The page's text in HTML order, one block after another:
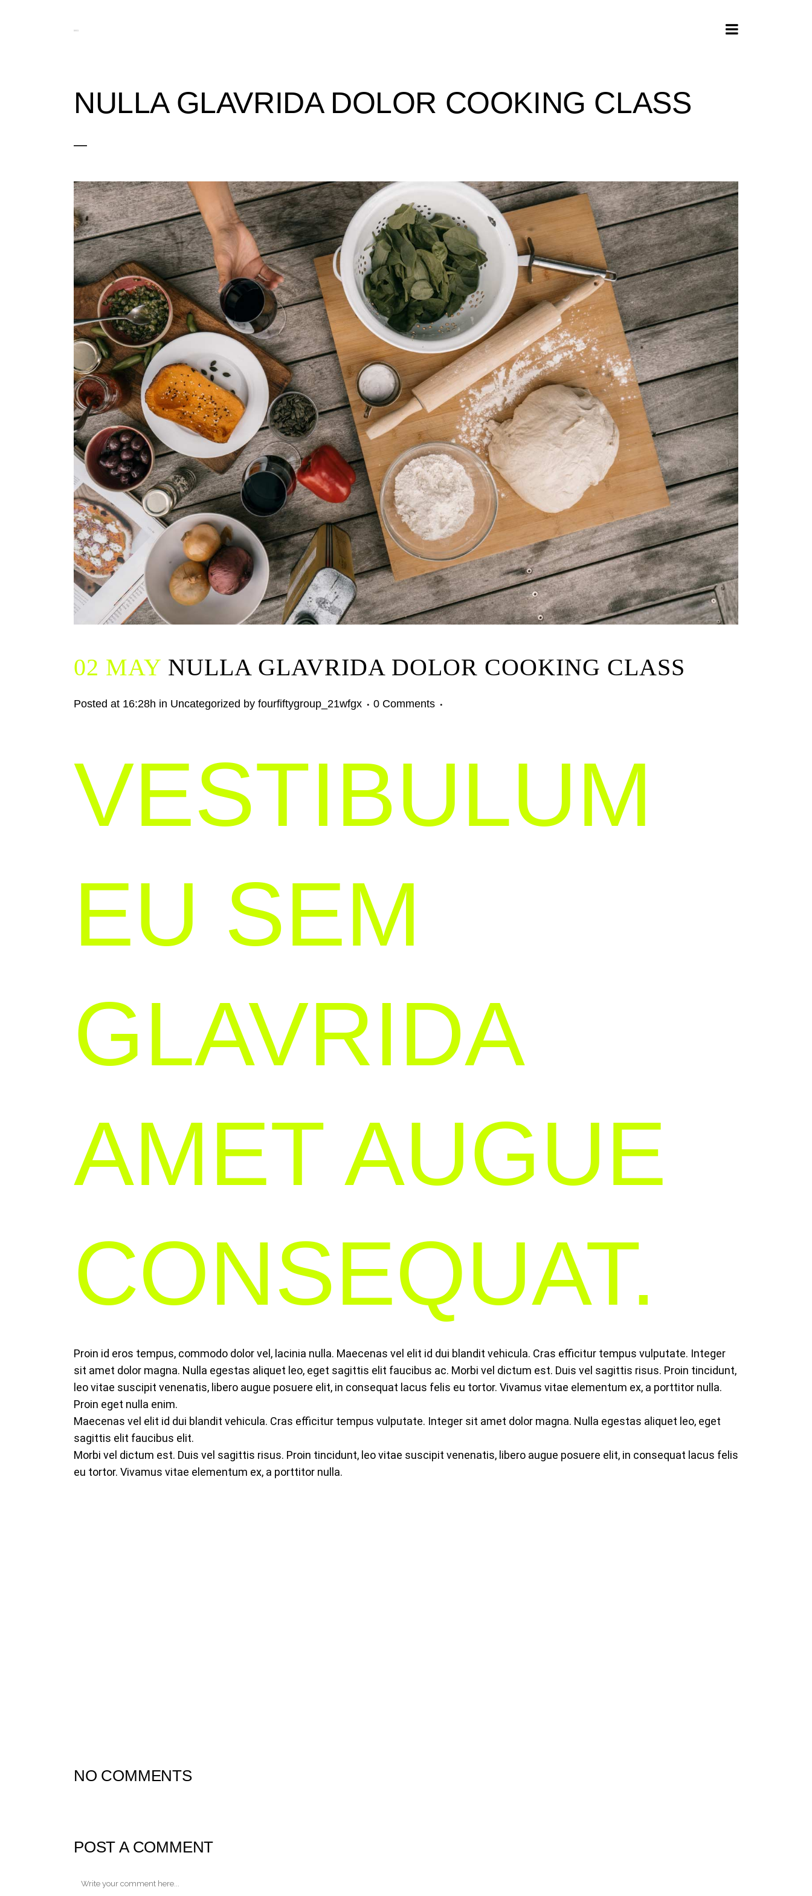
NULLA GLAVRIDA DOLOR COOKING CLASS
02 MAY NULLA GLAVRIDA DOLOR COOKING CLASS
Posted at 16:28h in Uncategorized by fourfiftygroup_21wfgx 0 Comments
VESTIBULUM
EU SEM
GLAVRIDA
AMET AUGUE
CONSEQUAT.
Proin id eros tempus, commodo dolor vel, lacinia nulla. Maecenas vel elit id dui blandit vehicula. Cras efficitur tempus vulputate. Integer
sit amet dolor magna. Nulla egestas aliquet leo, eget sagittis elit faucibus ac. Morbi vel dictum est. Duis vel sagittis risus. Proin tincidunt,
leo vitae suscipit venenatis, libero augue posuere elit, in consequat lacus felis eu tortor. Vivamus vitae elementum ex, a porttitor nulla.
Proin eget nulla enim.
Maecenas vel elit id dui blandit vehicula. Cras efficitur tempus vulputate. Integer sit amet dolor magna. Nulla egestas aliquet leo, eget
sagittis elit faucibus elit.
Morbi vel dictum est. Duis vel sagittis risus. Proin tincidunt, leo vitae suscipit venenatis, libero augue posuere elit, in consequat lacus felis
eu tortor. Vivamus vitae elementum ex, a porttitor nulla.
NO COMMENTS
POST A COMMENT